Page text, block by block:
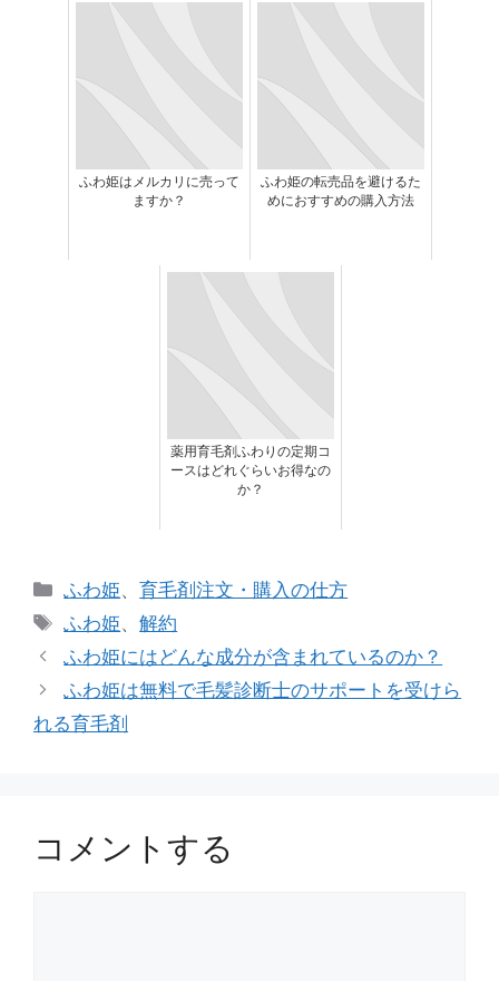
ふわ姫はメルカリに売って
ますか？
ふわ姫の転売品を避けるた
めにおすすめの購入方法
薬用育毛剤ふわりの定期コ
ースはどれぐらいお得なの
か？
カ
テ
リ
ー
ふわ姫、育毛剤注文・購入の仕方
タ
グ
ふわ姫、解約
ふわ姫にはどんな成分が含まれているのか？
ふわ姫は無料で毛髪診断士のサポートを受けら
れる育毛剤
コメントする